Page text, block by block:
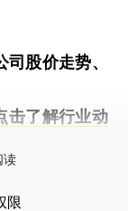
司股价走势、
击了解行业动
读
限